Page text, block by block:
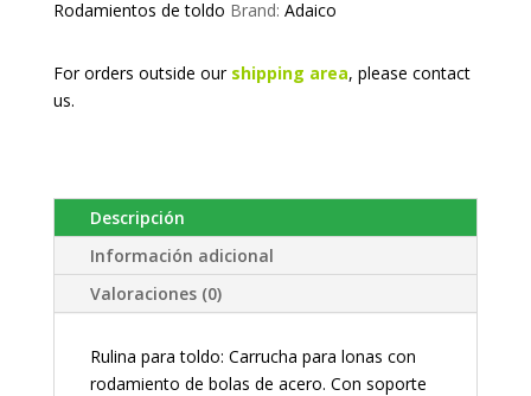
Rodamientos de toldo Brand: Adaico
For orders outside our shipping area, please contact
us.
Descripción
Información adicional
Valoraciones (0)
Rulina para toldo: Carrucha para lonas con
rodamiento de bolas de acero. Con soporte